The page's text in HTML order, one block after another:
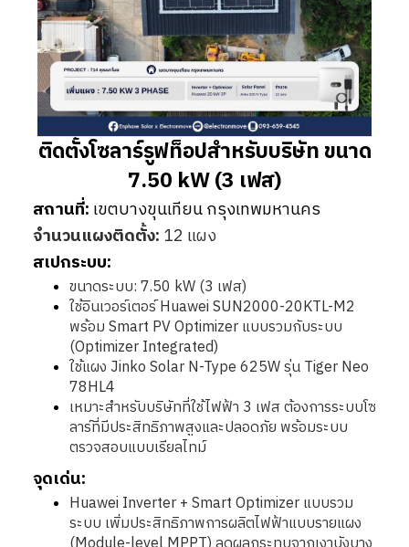
ติดตั้งโซลาร์รูฟท็อปสำหรับบริษัท ขนาด
7.50 kW (3 เฟส)
สถานที่: เขตบางขุนเทียน กรุงเทพมหานคร
จำนวนแผงติดตั้ง: 12 แผง
สเปกระบบ:
ขนาดระบบ: 7.50 kW (3 เฟส)
ใช้อินเวอร์เตอร์ Huawei SUN2000-20KTL-M2
พร้อม Smart PV Optimizer แบบรวมกับระบบ
(Optimizer Integrated)
ใช้แผง Jinko Solar N-Type 625W รุ่น Tiger Neo
78HL4
เหมาะสำหรับบริษัทที่ใช้ไฟฟ้า 3 เฟส ต้องการระบบโซ
ลาร์ที่มีประสิทธิภาพสูงและปลอดภัย พร้อมระบบ
ตรวจสอบแบบเรียลไทม์
จุดเด่น:
Huawei Inverter + Smart Optimizer แบบรวม
ระบบ เพิ่มประสิทธิภาพการผลิตไฟฟ้าแบบรายแผง